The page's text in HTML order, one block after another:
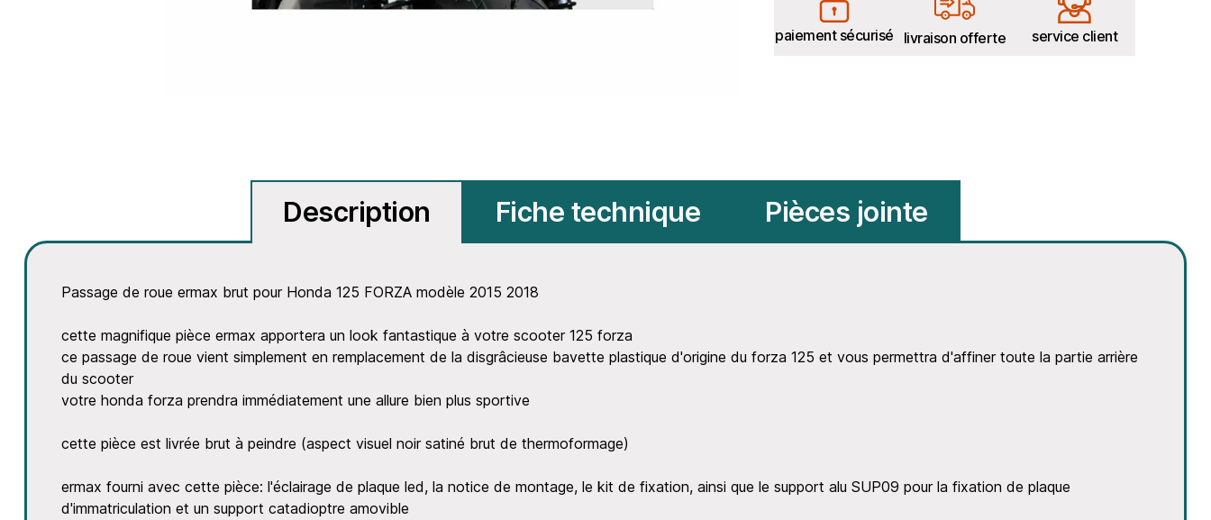
paiement sécurisé livraison offerte service client
Description Fiche technique Pièces jointe
Passage de roue ermax brut pour Honda 125 FORZA modèle 2015 2018
cette magnifique pièce ermax apportera un look fantastique à votre scooter 125 forza
ce passage de roue vient simplement en remplacement de la disgrâcieuse bavette plastique d'origine du forza 125 et vous permettra d'affiner toute la partie arrière
du scooter
votre honda forza prendra immédiatement une allure bien plus sportive
cette pièce est livrée brut à peindre (aspect visuel noir satiné brut de thermoformage)
ermax fourni avec cette pièce: l'éclairage de plaque led, la notice de montage, le kit de fixation, ainsi que le support alu SUP09 pour la fixation de plaque
d'immatriculation et un support catadioptre amovible